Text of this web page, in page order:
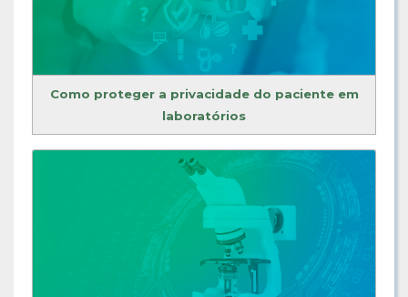
Como proteger a privacidade do paciente em
laboratórios